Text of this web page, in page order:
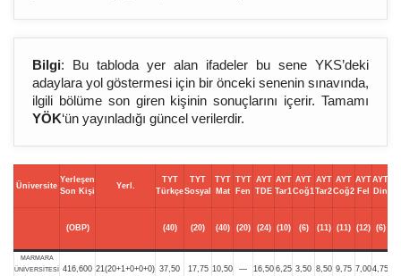
Bilgi: Bu tabloda yer alan ifadeler bu sene YKS’deki
adaylara yol göstermesi için bir önceki senenin sınavında,
ilgili bölüme son giren kişinin sonuçlarını içerir. Tamamı
YÖK‘ün yayınladığı güncel verilerdir.
Üniversite
Yerleşen
Son Kişi
Yerl.
TYT
Türkçe
TYT
Sosyal
TYT
Mat
TYT
Fen
AYT
TDE
AYT
Tar1
AYT
Coğ1
AYT
Tar2
AYT
Coğ2
AYT
Fel
AYT
Din
(OBP) (40) (20) (40) (20) (24) (10) (6) (11) (11) (12) (6)
MARMARA
ÜNİVERSİTESİ 416,600 21(20+1+0+0+0) 37,50 17,75 10,50 — 16,50 6,25 3,50 8,50 9,75 7,004,75